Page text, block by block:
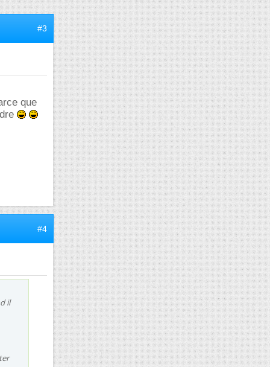
#3
que
#4
il